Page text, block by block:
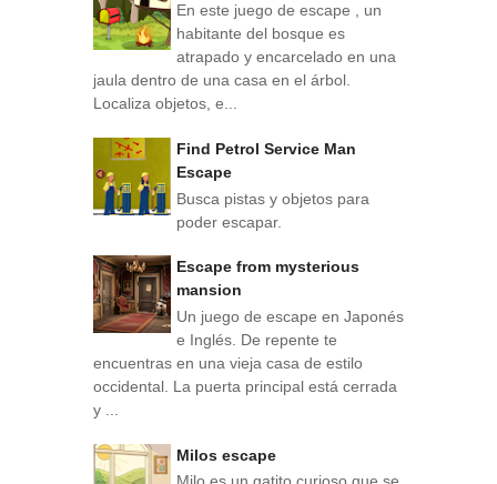
En este juego de escape , un
habitante del bosque es
atrapado y encarcelado en una
jaula dentro de una casa en el árbol.
Localiza objetos, e...
Find Petrol Service Man
Escape
Busca pistas y objetos para
poder escapar.
Escape from mysterious
mansion
Un juego de escape en Japonés
e Inglés. De repente te
encuentras en una vieja casa de estilo
occidental. La puerta principal está cerrada
y ...
Milos escape